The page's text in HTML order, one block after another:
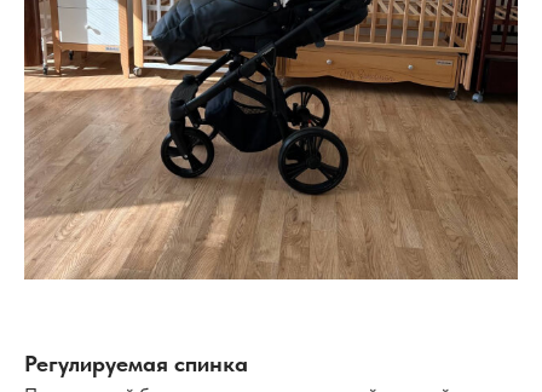
Регулируемая спинка